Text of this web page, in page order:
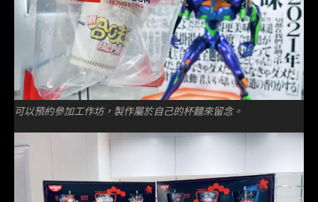
可以預約參加工作坊，製作屬於自己的杯麵來留念。